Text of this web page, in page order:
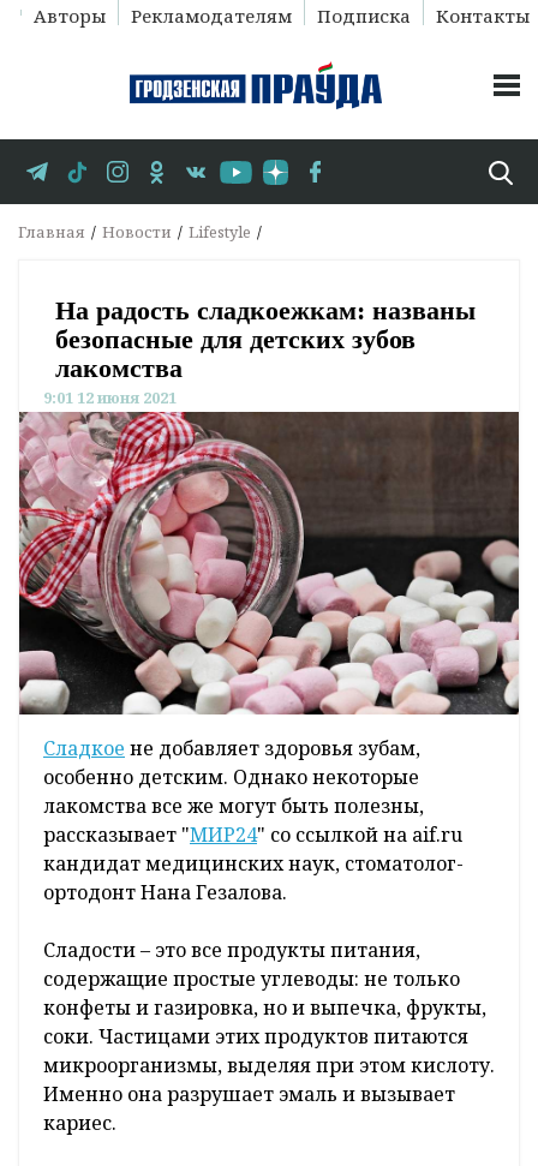
Авторы Рекламодателям Подписка Контакты
Главная Новости Lifestyle
На радость сладкоежкам: названы
безопасные для детских зубов
лакомства
9:01 12 июня 2021
Сладкое не добавляет здоровья зубам,
особенно детским. Однако некоторые
лакомства все же могут быть полезны,
рассказывает "МИР24" со ссылкой на aif.ru
кандидат медицинских наук, стоматолог-
ортодонт Нана Гезалова.
Сладости – это все продукты питания,
содержащие простые углеводы: не только
конфеты и газировка, но и выпечка, фрукты,
соки. Частицами этих продуктов питаются
микроорганизмы, выделяя при этом кислоту.
Именно она разрушает эмаль и вызывает
кариес.